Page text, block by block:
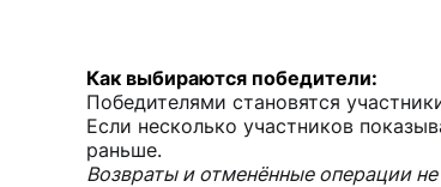
Как выбираются победители:
Победителями становятся
Если несколько участников
раньше.
Возвраты и отменённые операции